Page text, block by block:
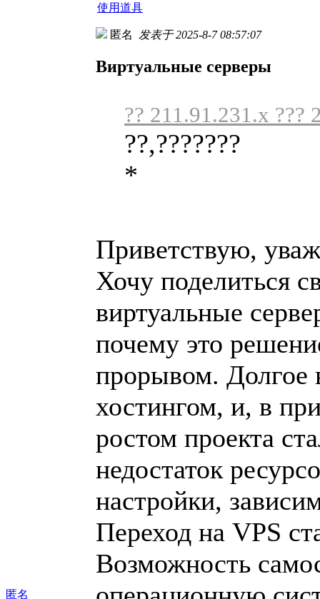
使用道具
匿名
匿名 发表于 2025-8-7 08:57:07
Виртуальные серверы
?? 211.91.231.x ???
??,???????
*
Приветствую,
Хочу поделиться
виртуальные
почему это
прорывом. Долгое
хостингом, и, в
ростом проекта
недостаток
настройки,
Переход на VPS
Возможность